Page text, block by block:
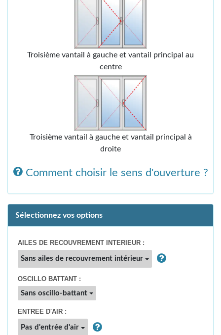
Troisième vantail à gauche et vantail principal au
centre
Troisième vantail à gauche et vantail principal à
droite
Comment choisir le sens d'ouverture ?
Sélectionnez vos options
AILES DE RECOUVREMENT INTERIEUR :
Sans ailes de recouvrement intérieur
OSCILLO BATTANT :
Sans oscillo-battant
ENTREE D'AIR :
Pas d'entrée d'air